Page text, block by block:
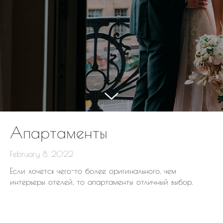
Апартаменты
February 8, 2022
Если хочется чего-то более оригинального, чем
интерьеры отелей, то апартаменты отличный выбор.